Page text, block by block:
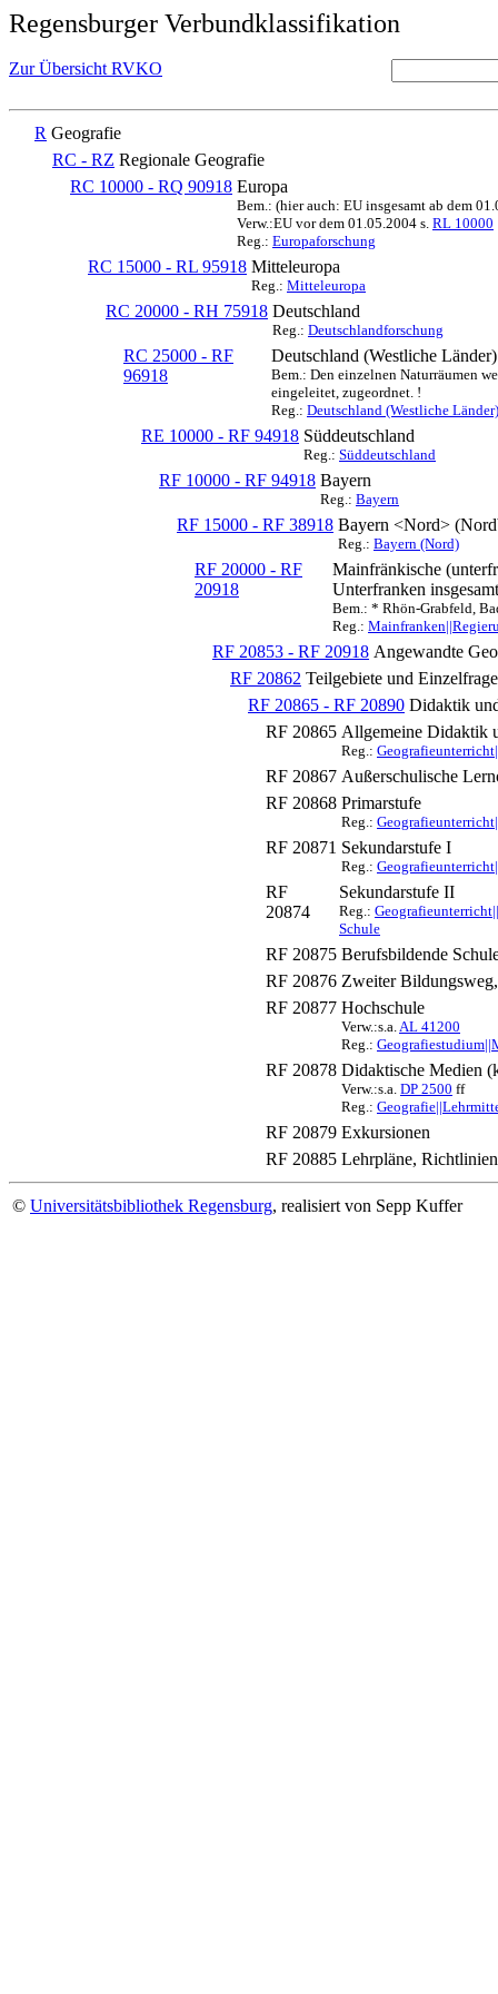
Regensburger Verbundklassifikation
Zur Übersicht RVKO
R Geografie
RC - RZ Regionale Geografie
RC 10000 - RQ 90918 Europa
Bem.: (hier auch: EU insgesamt ab dem
Verw.:EU vor dem 01.05.2004 s. RL 10000
Reg.: Europaforschung
RC 15000 - RL 95918 Mitteleuropa
Reg.: Mitteleuropa
RC 20000 - RH 75918 Deutschland
Reg.: Deutschlandforschung
RC 25000 - RF
96918
Deutschland (Westliche Länder)
Bem.: Den einzelnen Naturräumen
eingeleitet, zugeordnet. !
Reg.: Deutschland (Westliche Länder)
RE 10000 - RF 94918 Süddeutschland
Reg.: Süddeutschland
RF 10000 - RF 94918 Bayern
Reg.: Bayern
RF 15000 - RF 38918 Bayern <Nord>
Reg.: Bayern (Nord)
RF 20000 - RF
20918
Mainfränkische
Unterfranken insgesamt
Bem.: * Rhön-Grabfeld,
Reg.:
RF 20853 - RF 20918 Angewandte
RF 20862 Teilgebiete und
RF 20865 - RF 20890 Didaktik
RF 20865 Allgemeine Didaktik
Reg.:
RF 20867 Außerschulische
RF 20868 Primarstufe
Reg.:
RF 20871 Sekundarstufe I
Reg.:
RF
20874
Sekundarstufe II
Reg.:
Schule
RF 20875 Berufsbildende
RF 20876 Zweiter
RF 20877 Hochschule
Verw.:s.a.AL 41200
Reg.:
RF 20878 Didaktische Medien
Verw.:s.a. DP 2500 ff
Reg.:
RF 20879 Exkursionen
RF 20885 Lehrpläne, Richtlinien
© Universitätsbibliothek Regensburg, realisiert von Sepp Kuffer